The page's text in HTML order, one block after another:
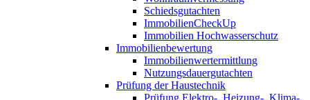
Schiedsgutachten
ImmobilienCheckUp
Immobilien Hochwasserschutz
Immobilienbewertung
Immobilienwertermittlung
Nutzungsdauergutachten
Prüfung der Haustechnik
Prüfung Elektro-, Heizung-, Klima-,